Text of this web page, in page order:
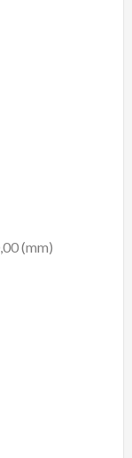
(mm)